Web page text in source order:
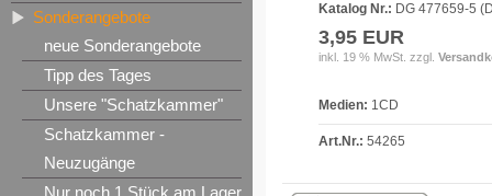
Sonderangebote
neue Sonderangebote
Tipp des Tages
Unsere "Schatzkammer"
Schatzkammer -
Neuzugänge
Nur noch 1 Stück am Lager
Katalog Nr.: DG 477659-5
3,95 EUR
inkl. 19 % MwSt. zzgl.
Medien: 1CD
Art.Nr.: 54265